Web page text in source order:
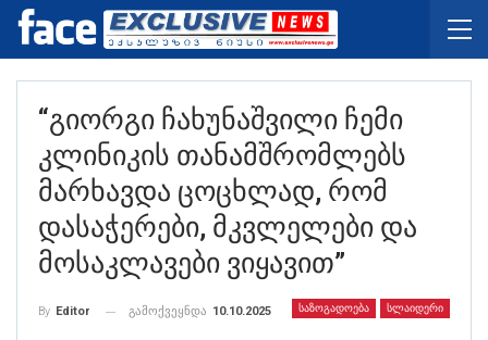
“გიორგი Ჩახუნაშვილი Ჩემი
Კლინიკის Თანამშრომლებს
Მარხავდა Ცოცხლად, Რომ
Დასაჭერები, Მკვლელები Და
Მოსაკლავები Ვიყავით”
ᲡᲐᲖᲝᲒᲐᲓᲝᲔᲑᲐ ᲡᲚᲐᲘᲓᲔᲠᲘ
By Editor გამოქვეყნდა 10.10.2025